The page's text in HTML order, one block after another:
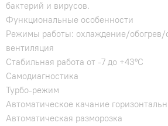
бактерий и вирусов.
Функциональные особенности
Режимы работы: охлаждение/
вентиляция
Стабильная работа от -7 до +43°C
Самодиагностика
Турбо-режим
Автоматическое качание
Автоматическая разморозка